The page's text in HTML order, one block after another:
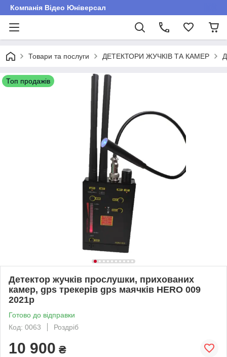
Компанія Відео Юніверсал
Товари та послуги ДЕТЕКТОРИ ЖУЧКІВ ТА КАМЕР
Топ продажів
Детектор жучків прослушки, прихованих
камер, gps трекерів gps маячків HERO 009
2021р
Готово до відправки
Код: 0063
Роздріб
10 900 ₴